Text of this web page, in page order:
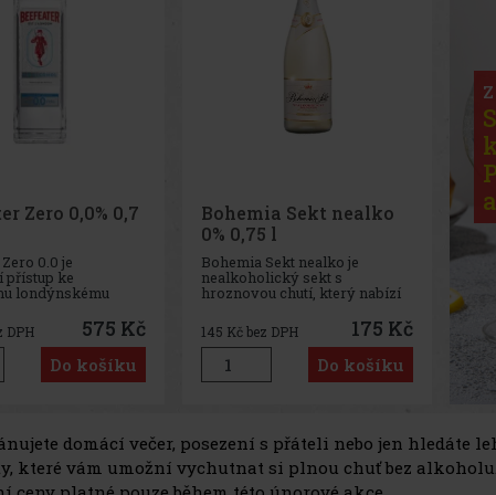
Zero 0,0% 0,7
0.0 je
přístup ke
londýnskému
nabízí kompletní
bez alkoholu.
je ideální pro ty,
zábavu bez
a chtějí zůstat
by obětovali chuť
DPH 575 Kč
Do košíku
Bohemia Sekt nealko
0% 0,75 l
Bohemia Sekt nealko je
nealkoholický sekt s
hroznovou chutí, který nabízí
elegantní řešení pro všechny
příležitosti, kdy si přejete
zůstat bez alkoholu, a přesto si
užít chuť skutečného sektu. Ať
už řídíte, čekáte miminko nebo
si zkrátka chcete vychu
145 Kč bez DPH 175 Kč
Do košíku
domácí večer, posezení s přáteli nebo jen hledáte
které vám umožní vychutnat si plnou chuť bez